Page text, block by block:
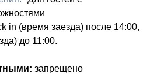
in (время заезда) после 14:00,
до 11:00.
запрещено